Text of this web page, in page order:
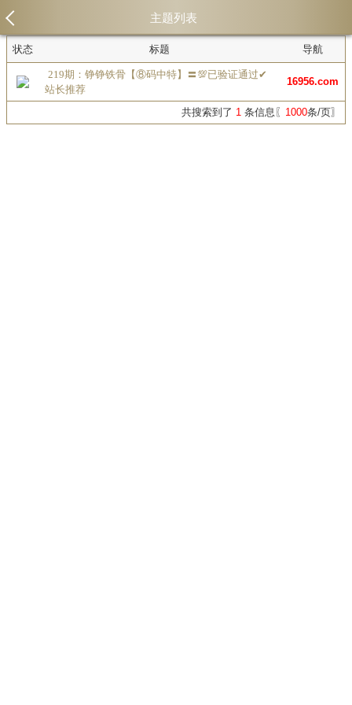
主题列表
状态 标题 导航
219期：铮铮铁骨【⑧码中特】〓💯已验证通过✔
站长推荐
16956.com
共搜索到了 1 条信息〖 1000条/页〗